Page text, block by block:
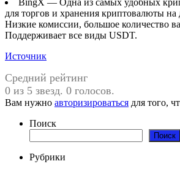
BingX — Одна из самых удобных
для торгов и хранения криптовалюты
Низкие комиссии, большое количество
Поддерживает все виды USDT.
Источник
Средний рейтинг
0 из 5 звезд. 0 голосов.
Вам нужно авторизироваться для того,
Поиск
Поиск
Рубрики